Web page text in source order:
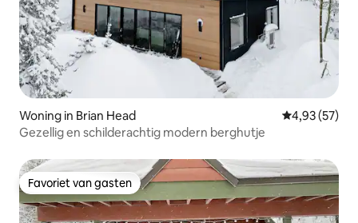
Woning in Brian Head Gemiddelde
4,93 (57)
Gezellig en schilderachtig modern berghutje
Favoriet van gasten
Favoriet van gasten